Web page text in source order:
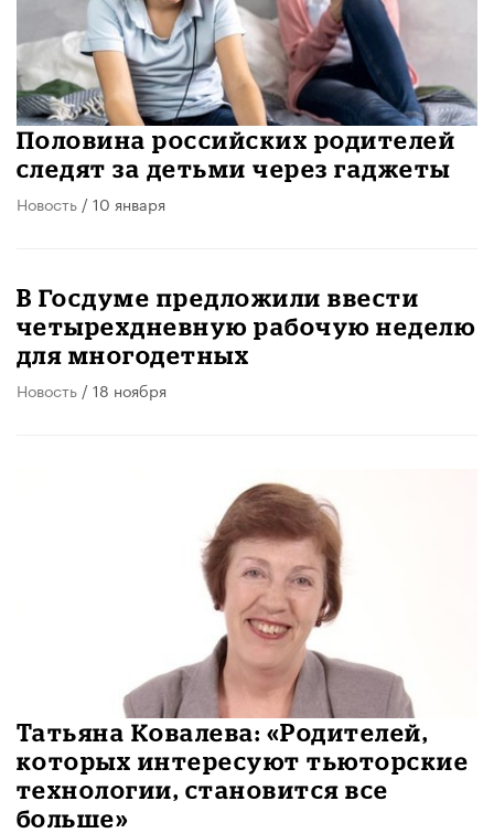
Половина российских родителей
следят за детьми через гаджеты
Новость / 10 января
В Госдуме предложили ввести
четырехдневную рабочую неделю
для многодетных
Новость / 18 ноября
Татьяна Ковалева: «Родителей,
которых интересуют тьюторские
технологии, становится все
больше»